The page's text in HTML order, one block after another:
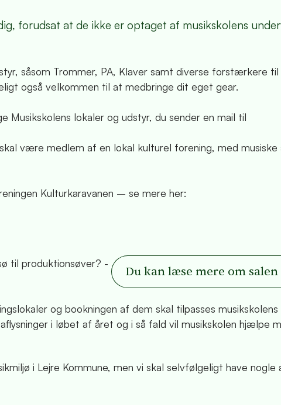
forudsat at de ikke er optaget af musikskolens
såsom Trommer, PA, Klaver samt diverse forstærkere
også velkommen til at medbringe dit eget gear.
Musikskolens lokaler og udstyr, du sender en mail til
være medlem af en lokal kulturel forening, med
Kulturkaravanen – se mere her:
til produktionsøver? -
Du kan læse mere om
og bookningen af dem skal tilpasses
i løbet af året og i så fald vil musikskolen hjælpe
i Lejre Kommune, men vi skal selvfølgeligt have nogle